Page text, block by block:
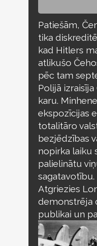
Patiešām,
tika
kad Hitlers
atlikušo
pēc tam
Polijā
karu.
ekspozīcijas
totalitāro
bezjēdzības
nopirka laiku
palielinātu
sagatavotību.
Atgriezies
demonstrēja
publikai un